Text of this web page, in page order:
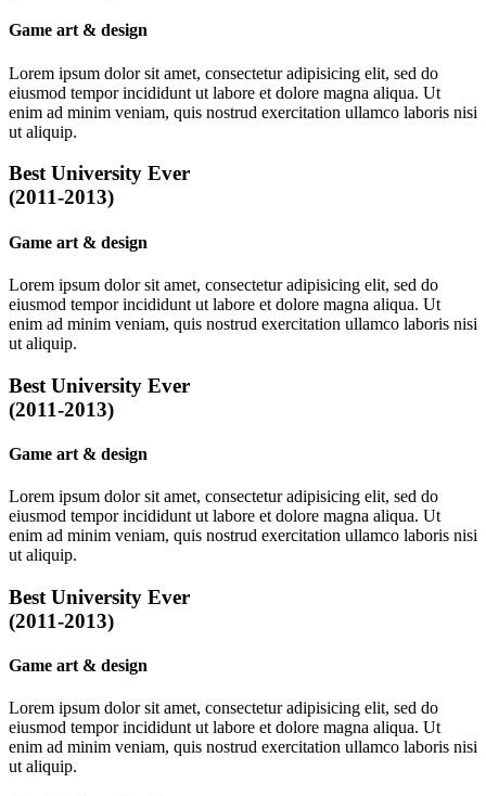
Game art & design
Lorem ipsum dolor sit amet, consectetur adipisicing elit, sed do
eiusmod tempor incididunt ut labore et dolore magna aliqua. Ut
enim ad minim veniam, quis nostrud exercitation ullamco laboris nisi
ut aliquip.
Best University Ever
(2011-2013)
Game art & design
Lorem ipsum dolor sit amet, consectetur adipisicing elit, sed do
eiusmod tempor incididunt ut labore et dolore magna aliqua. Ut
enim ad minim veniam, quis nostrud exercitation ullamco laboris nisi
ut aliquip.
Best University Ever
(2011-2013)
Game art & design
Lorem ipsum dolor sit amet, consectetur adipisicing elit, sed do
eiusmod tempor incididunt ut labore et dolore magna aliqua. Ut
enim ad minim veniam, quis nostrud exercitation ullamco laboris nisi
ut aliquip.
Best University Ever
(2011-2013)
Game art & design
Lorem ipsum dolor sit amet, consectetur adipisicing elit, sed do
eiusmod tempor incididunt ut labore et dolore magna aliqua. Ut
enim ad minim veniam, quis nostrud exercitation ullamco laboris nisi
ut aliquip.